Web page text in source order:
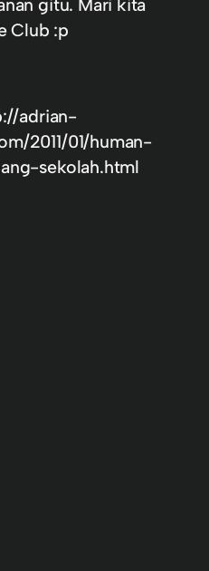
Club :p
adrian-
2011/01/human-
sekolah.html